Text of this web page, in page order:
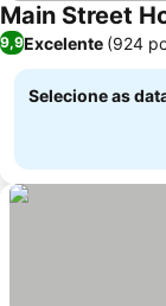
Main Street
9,9Excelente (924
Selecione as